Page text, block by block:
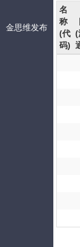
金思维发布
名
称
(代
码)
(